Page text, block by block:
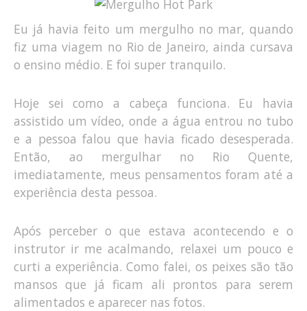
Eu já havia feito um mergulho no mar, quando
fiz uma viagem no Rio de Janeiro, ainda cursava
o ensino médio. E foi super tranquilo.
Hoje sei como a cabeça funciona. Eu havia
assistido um vídeo, onde a água entrou no tubo
e a pessoa falou que havia ficado desesperada.
Então, ao mergulhar no Rio Quente,
imediatamente, meus pensamentos foram até a
experiência desta pessoa.
Após perceber o que estava acontecendo e o
instrutor ir me acalmando, relaxei um pouco e
curti a experiência. Como falei, os peixes são tão
mansos que já ficam ali prontos para serem
alimentados e aparecer nas fotos.